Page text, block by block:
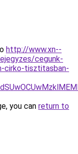
http://www.xn--
cegunk-
cirko-tisztitasban-
you can return to